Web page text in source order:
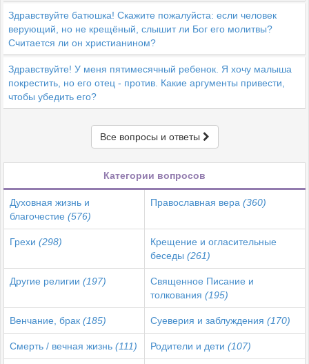
Здравствуйте батюшка! Скажите пожалуйста: если человек
верующий, но не крещёный, слышит ли Бог его молитвы?
Считается ли он христианином?
Здравствуйте! У меня пятимесячный ребенок. Я хочу малыша
покрестить, но его отец - против. Какие аргументы привести,
чтобы убедить его?
Все вопросы и ответы
Категории вопросов
Духовная жизнь и
благочестие (576)
Православная вера (360)
Грехи (298)
Крещение и огласительные
беседы (261)
Другие религии (197)
Священное Писание и
толкования (195)
Венчание, брак (185) Суеверия и заблуждения (170)
Смерть / вечная жизнь (111) Родители и дети (107)